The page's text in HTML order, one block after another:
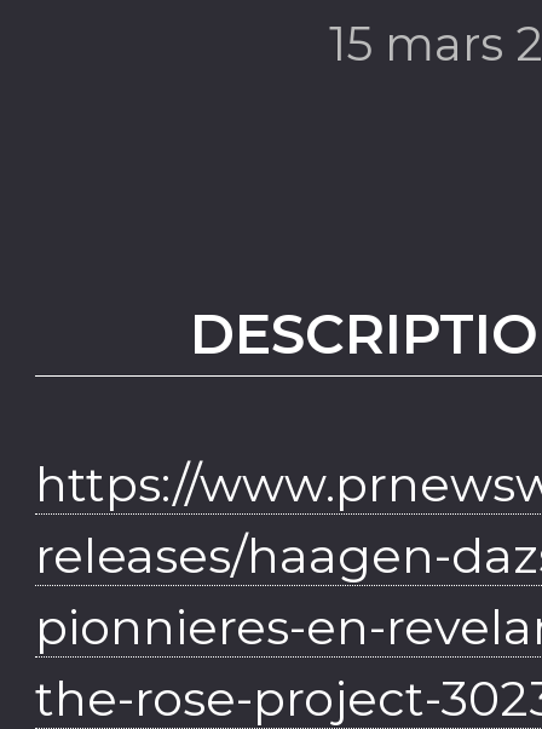
15 mars
https://
releases/haagen-
pionnieres-en-
the-rose-project-